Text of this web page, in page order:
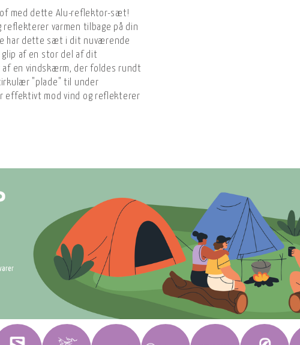
med dette Alu-reflektor-sæt!
reflekterer varmen tilbage på din
har dette sæt i dit nuværende
af en stor del af dit
en vindskærm, der foldes rundt
"plade" til under
effektivt mod vind og reflekterer